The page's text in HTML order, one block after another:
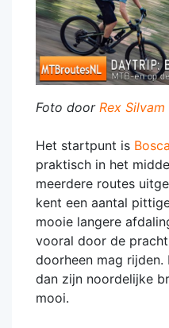
Foto door Rex Silvam
Het startpunt is
praktisch in het
meerdere routes
kent een aantal
mooie langere
vooral door de
doorheen mag
dan zijn noordelijke
mooi.